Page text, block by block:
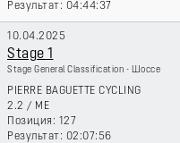
04:44:37
10.04.2025
Stage 1
Stage General Classification - Шоссе
PIERRE BAGUETTE CYCLING
2.2 / ME
127
02:07:56